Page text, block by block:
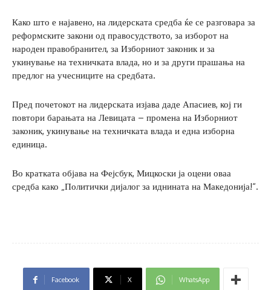
Како што е најавено, на лидерската средба ќе се разговара за
реформските закони од правосудството, за изборот на
народен правобранител, за Изборниот законик и за
укинување на техничката влада, но и за други прашања на
предлог на учесниците на средбата.
Пред почетокот на лидерската изјава даде Апасиев, кој ги
повтори барањата на Левицата – промена на Изборниот
законик, укинување на техничката влада и една изборна
единица.
Во кратката објава на Фејсбук, Мицкоски ја оцени оваа
средба како „Политички дијалог за иднината на Македонија!“.
Facebook X WhatsApp